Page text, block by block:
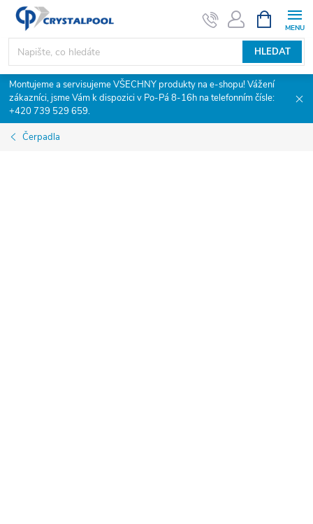
Přejít
obsah
HLEDAT
NÁKUPNÍ
KOŠÍK
Montujeme a servisujeme VŠECHNY produkty na e-shopu! Vážení
zákazníci, jsme Vám k dispozici v Po-Pá 8-16h na telefonním čísle:
+420 739 529 659.
Čerpadla